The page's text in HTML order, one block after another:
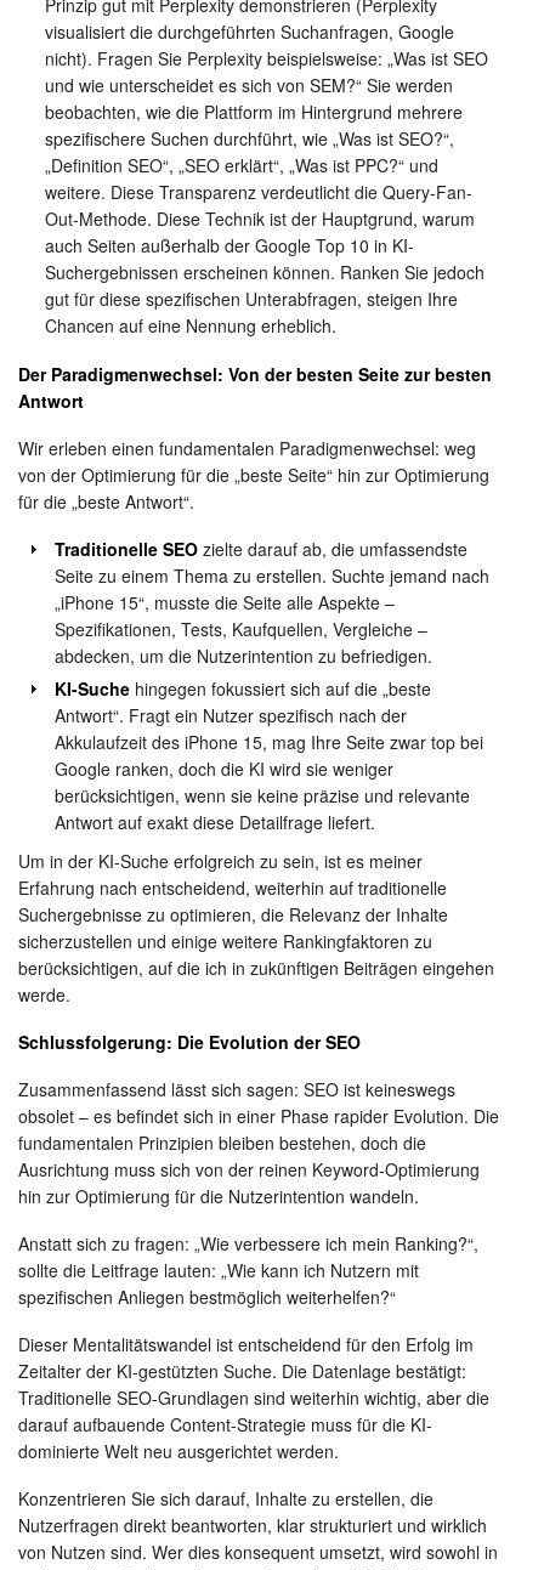
Prinzip gut mit Perplexity demonstrieren (Perplexity
visualisiert die durchgeführten Suchanfragen, Google
nicht). Fragen Sie Perplexity beispielsweise: „Was ist SEO
und wie unterscheidet es sich von SEM?“ Sie werden
beobachten, wie die Plattform im Hintergrund mehrere
spezifischere Suchen durchführt, wie „Was ist SEO?“,
„Definition SEO“, „SEO erklärt“, „Was ist PPC?“ und
weitere. Diese Transparenz verdeutlicht die Query-Fan-
Out-Methode. Diese Technik ist der Hauptgrund, warum
auch Seiten außerhalb der Google Top 10 in KI-
Suchergebnissen erscheinen können. Ranken Sie jedoch
gut für diese spezifischen Unterabfragen, steigen Ihre
Chancen auf eine Nennung erheblich.
Der Paradigmenwechsel: Von der besten Seite zur besten
Antwort
Wir erleben einen fundamentalen Paradigmenwechsel: weg
von der Optimierung für die „beste Seite“ hin zur Optimierung
für die „beste Antwort“.
Traditionelle SEO zielte darauf ab, die umfassendste
Seite zu einem Thema zu erstellen. Suchte jemand nach
„iPhone 15“, musste die Seite alle Aspekte –
Spezifikationen, Tests, Kaufquellen, Vergleiche –
abdecken, um die Nutzerintention zu befriedigen.
KI-Suche hingegen fokussiert sich auf die „beste
Antwort“. Fragt ein Nutzer spezifisch nach der
Akkulaufzeit des iPhone 15, mag Ihre Seite zwar top bei
Google ranken, doch die KI wird sie weniger
berücksichtigen, wenn sie keine präzise und relevante
Antwort auf exakt diese Detailfrage liefert.
Um in der KI-Suche erfolgreich zu sein, ist es meiner
Erfahrung nach entscheidend, weiterhin auf traditionelle
Suchergebnisse zu optimieren, die Relevanz der Inhalte
sicherzustellen und einige weitere Rankingfaktoren zu
berücksichtigen, auf die ich in zukünftigen Beiträgen eingehen
werde.
Schlussfolgerung: Die Evolution der SEO
Zusammenfassend lässt sich sagen: SEO ist keineswegs
obsolet – es befindet sich in einer Phase rapider Evolution. Die
fundamentalen Prinzipien bleiben bestehen, doch die
Ausrichtung muss sich von der reinen Keyword-Optimierung
hin zur Optimierung für die Nutzerintention wandeln.
Anstatt sich zu fragen: „Wie verbessere ich mein Ranking?“,
sollte die Leitfrage lauten: „Wie kann ich Nutzern mit
spezifischen Anliegen bestmöglich weiterhelfen?“
Dieser Mentalitätswandel ist entscheidend für den Erfolg im
Zeitalter der KI-gestützten Suche. Die Datenlage bestätigt:
Traditionelle SEO-Grundlagen sind weiterhin wichtig, aber die
darauf aufbauende Content-Strategie muss für die KI-
dominierte Welt neu ausgerichtet werden.
Konzentrieren Sie sich darauf, Inhalte zu erstellen, die
Nutzerfragen direkt beantworten, klar strukturiert und wirklich
von Nutzen sind. Wer dies konsequent umsetzt, wird sowohl in